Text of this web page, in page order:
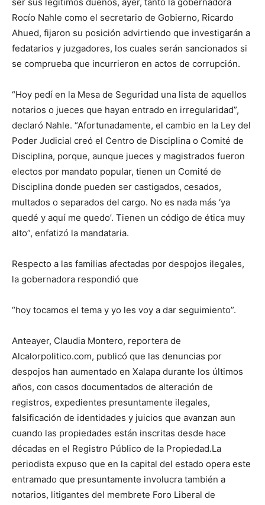
Rocío Nahle como el secretario de Gobierno, Ricardo
Ahued, fijaron su posición advirtiendo que investigarán a
fedatarios y juzgadores, los cuales serán sancionados si
se comprueba que incurrieron en actos de corrupción.
“Hoy pedí en la Mesa de Seguridad una lista de aquellos
notarios o jueces que hayan entrado en irregularidad”,
declaró Nahle. “Afortunadamente, el cambio en la Ley del
Poder Judicial creó el Centro de Disciplina o Comité de
Disciplina, porque, aunque jueces y magistrados fueron
electos por mandato popular, tienen un Comité de
Disciplina donde pueden ser castigados, cesados,
multados o separados del cargo. No es nada más ‘ya
quedé y aquí me quedo’. Tienen un código de ética muy
alto”, enfatizó la mandataria.
Respecto a las familias afectadas por despojos ilegales,
la gobernadora respondió que
“hoy tocamos el tema y yo les voy a dar seguimiento”.
Anteayer, Claudia Montero, reportera de
Alcalorpolitico.com, publicó que las denuncias por
despojos han aumentado en Xalapa durante los últimos
años, con casos documentados de alteración de
registros, expedientes presuntamente ilegales,
falsificación de identidades y juicios que avanzan aun
cuando las propiedades están inscritas desde hace
décadas en el Registro Público de la Propiedad.La
periodista expuso que en la capital del estado opera este
entramado que presuntamente involucra también a
notarios, litigantes del membrete Foro Liberal de